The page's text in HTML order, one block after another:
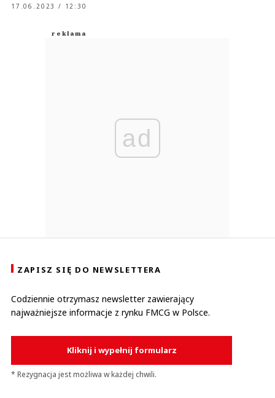
17.06.2023 / 12:30
ad
ZAPISZ SIĘ DO NEWSLETTERA
Codziennie otrzymasz newsletter zawierający
najważniejsze informacje z rynku FMCG w Polsce.
Kliknij i wypełnij formularz
* Rezygnacja jest możliwa w każdej chwili.